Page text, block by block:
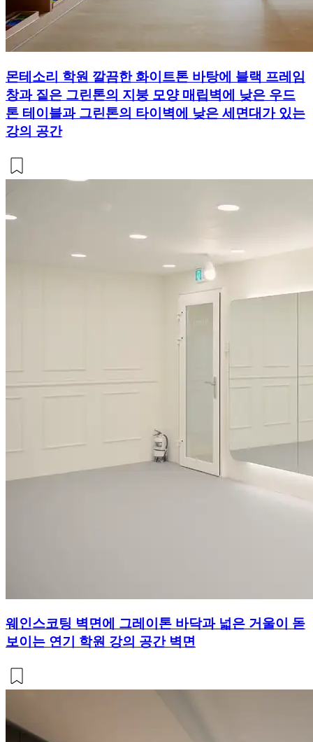
몬테소리 학원 깔끔한 화이트톤 바탕에 블랙 프레임
창과 짙은 그린톤의 지붕 모양 매립벽에 낮은 우드
톤 테이블과 그린톤의 타이벽에 낮은 세면대가 있는
강의 공간
웨인스코팅 벽면에 그레이톤 바닥과 넓은 거울이 돋
보이는 연기 학원 강의 공간 벽면